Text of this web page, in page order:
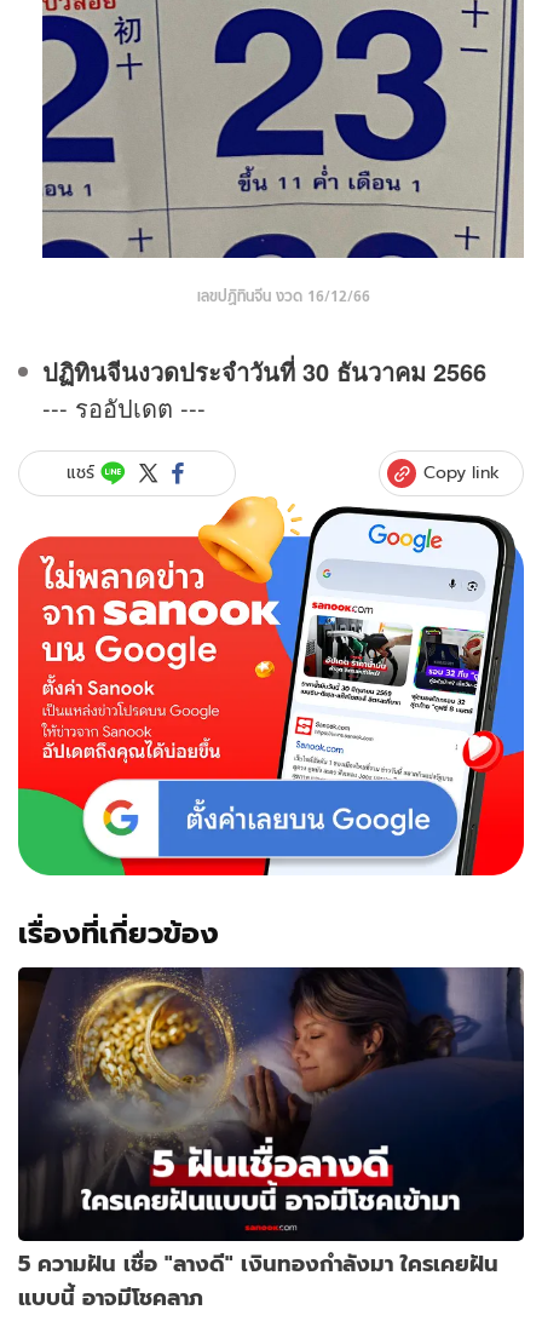
เลขปฏิทินจีน งวด 16/12/66
ปฏิทินจีนงวดประจําวันที่ 30 ธันวาคม 2566
--- รออัปเดต ---
แชร์ Copy link
เรื่องที่เกี่ยวข้อง
5 ความฝัน เชื่อ "ลางดี" เงินทองกำลังมา ใครเคยฝัน
แบบนี้ อาจมีโชคลาภ